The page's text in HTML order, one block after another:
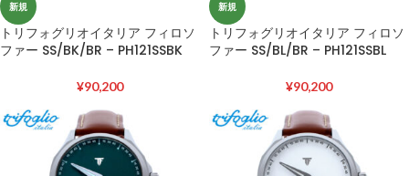
新規
トリフォグリオイタリア フィロソ
ファー SS/BK/BR – PH121SSBK
¥90,200
新規
トリフォグリオイタリア フィロソ
ファー SS/BL/BR – PH121SSBL
¥90,200